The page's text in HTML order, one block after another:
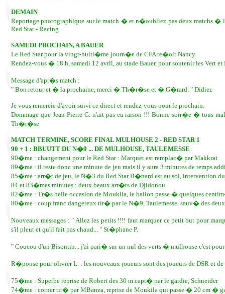
DEMAIN
Reportage photographique sur le match � et n�oubliez pas deux matchs
Red Star - Racing
SAMEDI PROCHAIN, A BAUER
Le Red Star pour la vingt-huiti�me journ�e de CFA re�oit Nancy
Rendez-vous � 18 h, samedi 12 avril, au stade Bauer, pour soutenir les Vert et
Message d'apr�s match :
" Bon retour et � la prochaine, merci � Th�r�se et � G�rard. " Didier.
Je vous remercie d'avoir suivi ce direct et rendez-vous pour le prochain.
Dommage que Jean-Pierre G. n'ait pas eu raison !!! Bonne soir�e � tous
Th�r�se
MATCH TERMINE, SCORE FINAL MULHOUSE 2 - RED STAR 1
90 + 1 : BBUUTT DU N�9 ... DE MULHOUSE, TAULEMESSE
90�me : changement pour le Red Star : Marquet est remplac� par Makkrat
89�me : il reste donc une minute de jeu mais il y aura 3 minutes de temps
85�me : arr�t de jeu, le N�3 du Red Star B�nard est au sol, intervention
84 et 83�mes minutes : deux beaux arr�ts de Djidonou
82�me : Tr�s belle occasion de Moukila, le ballon passe � quelques
80�me : coup franc dangereux tir� par le N�9, Taulemesse, sauv� des
Nouveaux messages : " Allez les petits !!!! faut marquer ce petit but pour
s'il pleut et qu'il fait pas chaud... " St�phane P.
" Coucou d'un Bisontin... j'ai pari� sur un nul des verts � mulhouse c'est
R�ponse pour olivier L. : les nouveaux joueurs sont des joueurs de DSR et
75�me : Superbe reprise de Robert des 30 m capt� par le gardie, Schneider
74�me : corner tir� par MBanza, reprise de Moukila qui passe � 20 cm �